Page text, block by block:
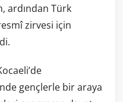
ardından Türk
zirvesi için
gençlerle bir araya